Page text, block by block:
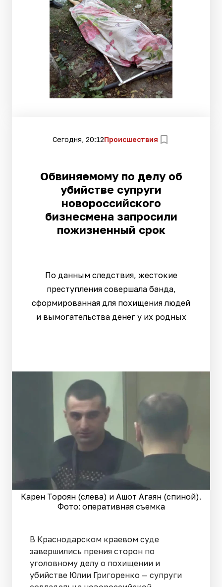
Сегодня, 20:12Происшествия
Обвиняемому по делу об
убийстве супруги
новороссийского
бизнесмена запросили
пожизненный срок
По данным следствия, жестокие
преступления совершала банда,
сформированная для похищения людей
и вымогательства денег у их родных
Карен Тороян (слева) и Ашот Агаян (спиной).
Фото: оперативная съемка
В Краснодарском краевом суде
завершились прения сторон по
уголовному делу о похищении и
убийстве Юлии Григоренко — супруги